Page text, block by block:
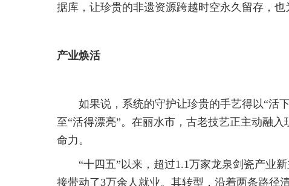
据库，让珍贵的非遗资源跨越时空永久留存，也
产业焕活
如果说，系统的守护让珍贵的手艺得以“活
至“活得漂亮”。在丽水市，古老技艺正主动融
命力。
“十四五”以来，超过1.1万家龙泉剑瓷产业
接带动了3万余人就业。其转型，沿着两条路径清